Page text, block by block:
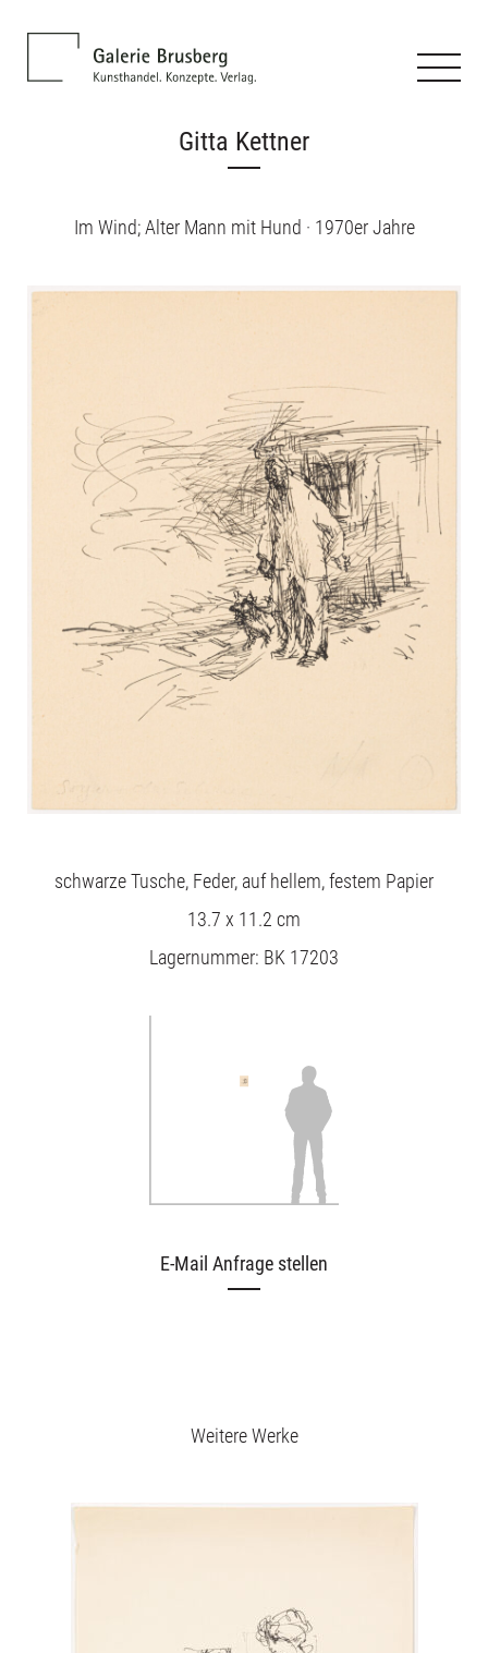
Gitta Kettner
Im Wind; Alter Mann mit Hund · 1970er Jahre
schwarze Tusche, Feder, auf hellem, festem Papier
13.7 x 11.2 cm
Lagernummer: BK 17203
E-Mail Anfrage stellen
Weitere Werke